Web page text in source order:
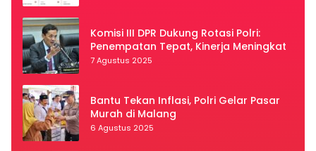
Komisi III DPR Dukung Rotasi Polri:
Penempatan Tepat, Kinerja Meningkat
7 Agustus 2025
Bantu Tekan Inflasi, Polri Gelar Pasar
Murah di Malang
6 Agustus 2025